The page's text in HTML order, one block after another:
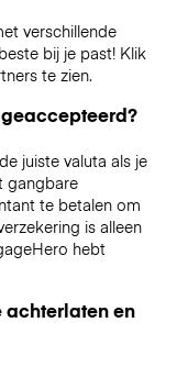
verschillende
bij je past! Klik
te zien.
juiste valuta als je
gangbare
te betalen om
is alleen
hebt
achterlaten en